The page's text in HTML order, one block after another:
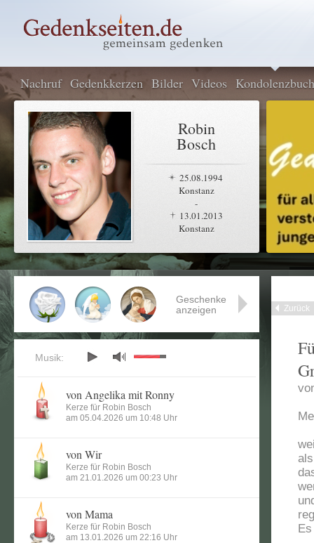
Nachruf Gedenkkerzen Bilder Videos Kondolenzbuch
Robin
Bosch
25.08.1994
Konstanz
-
13.01.2013
Konstanz
Zurück
Geschenke
anzeigen
Musik:
von Angelika mit Ronny
Kerze für Robin Bosch
am 05.04.2026 um 10:48 Uhr
von Wir
Kerze für Robin Bosch
am 21.01.2026 um 00:23 Uhr
von Mama
Kerze für Robin Bosch
am 13.01.2026 um 22:16 Uhr